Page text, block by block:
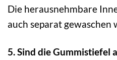
Die herausnehmbare
auch separat gewaschen
5. Sind die Gummistiefel